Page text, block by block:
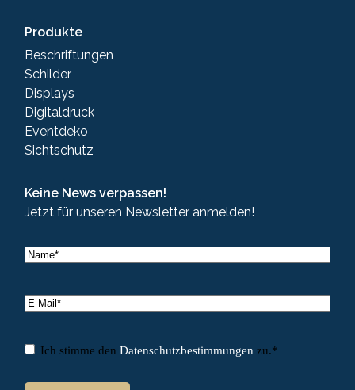
Produkte
Beschriftungen
Schilder
Displays
Digitaldruck
Eventdeko
Sichtschutz
Keine News verpassen!
Jetzt für unseren Newsletter anmelden!
Name*
E-
Mail*
Einwilligung*
Ich stimme den Datenschutzbestimmungen zu.*